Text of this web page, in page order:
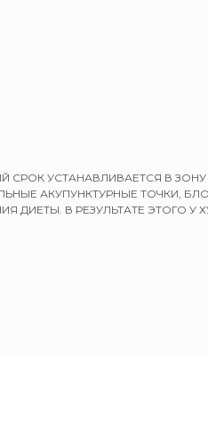
УСТАНАВЛИВАЕТСЯ В
АКУПУНКТУРНЫЕ ТОЧКИ,
ДИЕТЫ. В РЕЗУЛЬТАТЕ ЭТОГО У